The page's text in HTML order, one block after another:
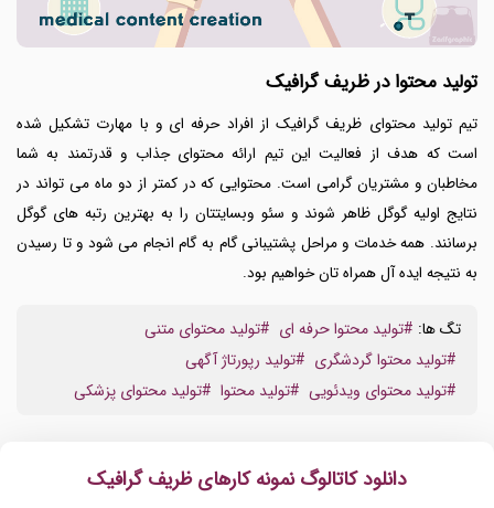
تولید محتوا در ظریف گرافیک
تیم تولید محتوای ظریف گرافیک از افراد حرفه ای و با مهارت تشکیل شده
است که هدف از فعالیت این تیم ارائه محتوای جذاب و قدرتمند به شما
مخاطبان و مشتریان گرامی است. محتوایی که در کمتر از دو ماه می تواند در
نتایج اولیه گوگل ظاهر شوند و سئو وبسایتتان را به بهترین رتبه های گوگل
برسانند. همه خدمات و مراحل پشتیبانی گام به گام انجام می شود و تا رسیدن
به نتیجه ایده آل همراه تان خواهیم بود.
تگ ها: #تولید محتوا حرفه ای #تولید محتوای متنی
#تولید محتوا گردشگری #تولید رپورتاژ آگهی
#تولید محتوای ویدئویی #تولید محتوا #تولید محتوای پزشکی
دانلود کاتالوگ نمونه کارهای ظریف گرافیک